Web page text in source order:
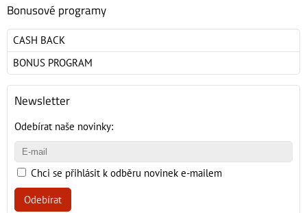
Bonusové programy
CASH BACK
BONUS PROGRAM
Newsletter
Odebírat naše novinky:
Chci se přihlásit k odběru novinek e-mailem
Odebírat